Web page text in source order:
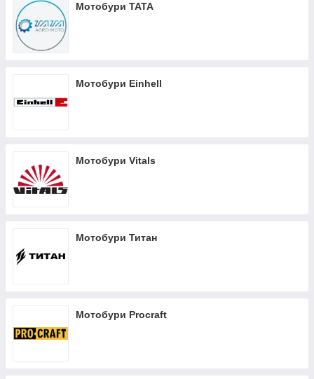
Мотобури ТАТА
Мотобури Einhell
Мотобури Vitals
Мотобури Титан
Мотобури Procraft